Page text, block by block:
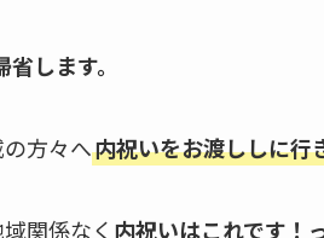
します。
方々へ内祝いをお渡ししに行
関係なく 内祝いはこれです！